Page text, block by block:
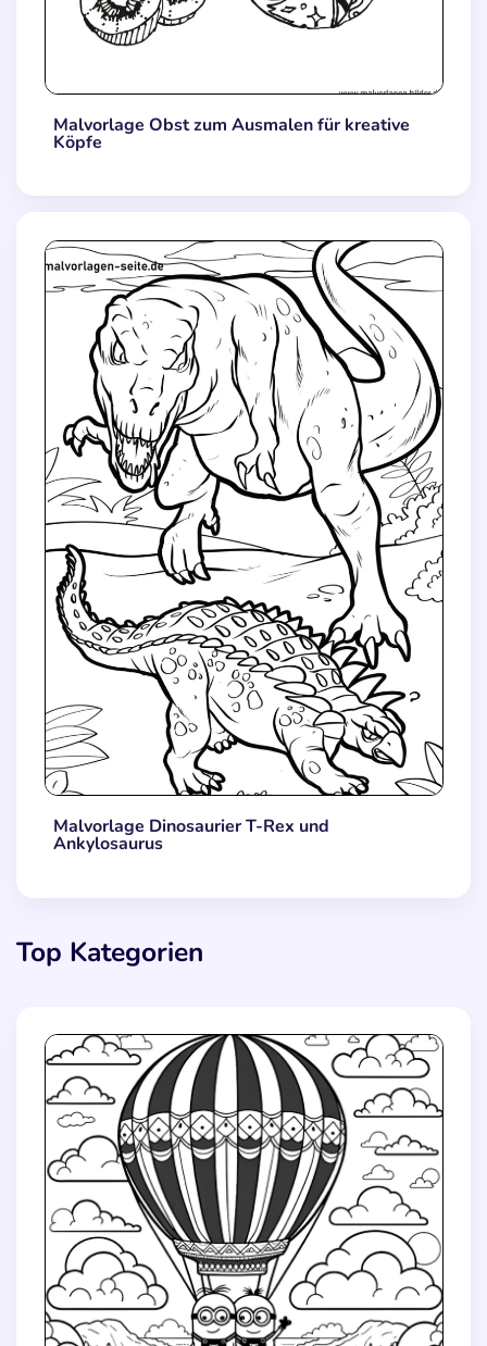
Malvorlage Obst zum Ausmalen für kreative
Köpfe
Malvorlage Dinosaurier T-Rex und
Ankylosaurus
Top Kategorien